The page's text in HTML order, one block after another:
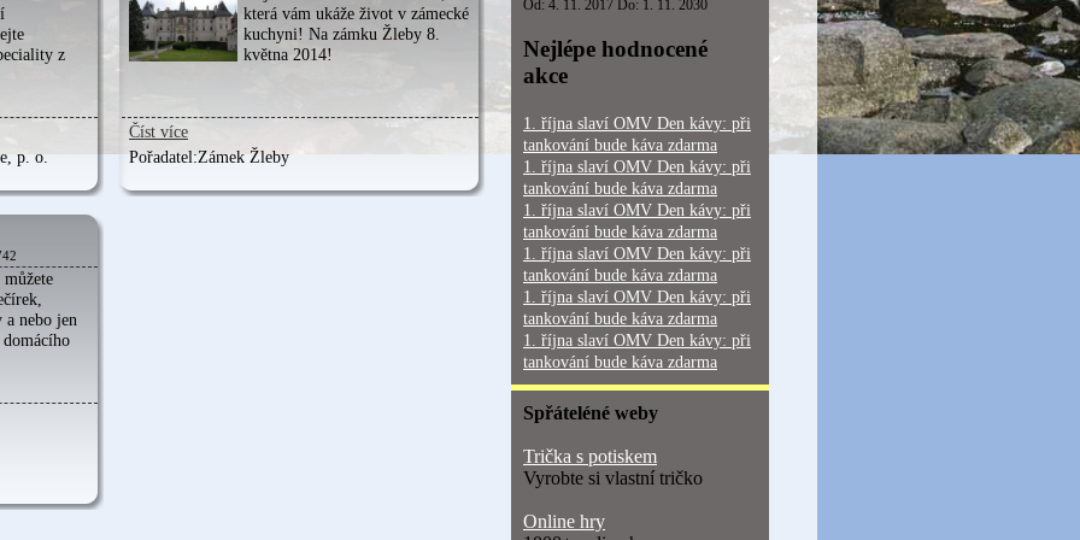
z
p. o.
která vám ukáže život v zámecké
kuchyni! Na zámku Žleby 8.
května 2014!
Číst více
Pořadatel:Zámek Žleby
a nebo jen
domácího
Od: 4. 11. 2017 Do: 1. 11. 2030
Nejlépe hodnocené
akce
1. října slaví OMV Den kávy: při
tankování bude káva zdarma
1. října slaví OMV Den kávy: při
tankování bude káva zdarma
1. října slaví OMV Den kávy: při
tankování bude káva zdarma
1. října slaví OMV Den kávy: při
tankování bude káva zdarma
1. října slaví OMV Den kávy: při
tankování bude káva zdarma
1. října slaví OMV Den kávy: při
tankování bude káva zdarma
Spřáteléné weby
Trička s potiskem
Vyrobte si vlastní tričko
Online hry